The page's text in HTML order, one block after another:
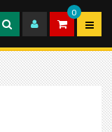
0